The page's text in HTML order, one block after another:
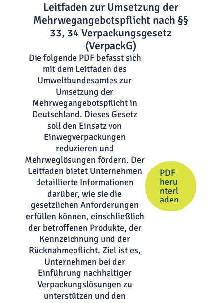
Leitfaden zur Umsetzung der
Mehrwegangebotspflicht nach §§
33, 34 Verpackungsgesetz
(VerpackG)
Die folgende PDF befasst sich
mit dem Leitfaden des
Umweltbundesamtes zur
Umsetzung der
Mehrwegangebotspflicht in
Deutschland. Dieses Gesetz
soll den Einsatz von
Einwegverpackungen
reduzieren und
Mehrweglösungen fördern. Der
Leitfaden bietet Unternehmen
detaillierte Informationen
darüber, wie sie die
gesetzlichen Anforderungen
erfüllen können, einschließlich
der betroffenen Produkte, der
Kennzeichnung und der
Rücknahmepflicht. Ziel ist es,
Unternehmen bei der
Einführung nachhaltiger
Verpackungslösungen zu
unterstützen und den
PDF
heru
nterl
aden